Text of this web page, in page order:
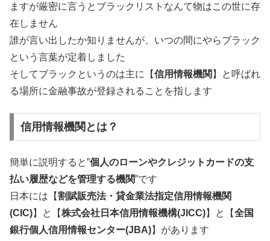
ますが厳密に言うとブラックリストなんて物はこの世に存
在しません
誰が言い出したか知りませんが、いつの間にやらブラック
という言葉が定着しました
そしてブラックというのは主に【信用情報機関 】と呼ばれ
る場所に金融事故が登録されることを指します
信用情報機関とは？
簡単に説明すると”個人のローンやクレジットカードの支
払い履歴などを管理する機関”です
日本には【割賦販売法・貸金業法指定信用情報機関
(CIC)】と【株式会社日本信用情報機構(JICC)】と【全国
銀行個人信用情報センター(JBA)】があります